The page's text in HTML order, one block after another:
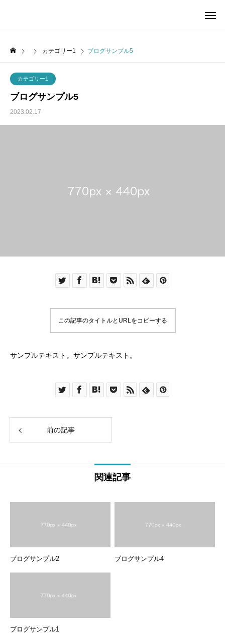
カテゴリー1 ブログサンプル5
カテゴリー1
ブログサンプル5
2023.02.17
この記事のタイトルとURLをコピーする
サンプルテキスト。サンプルテキスト。
前の記事
関連記事
ブログサンプル2 ブログサンプル4
ブログサンプル1